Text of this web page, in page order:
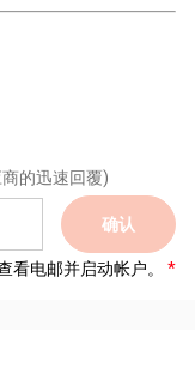
的迅速回覆)
确认
看电邮并启动帐户。